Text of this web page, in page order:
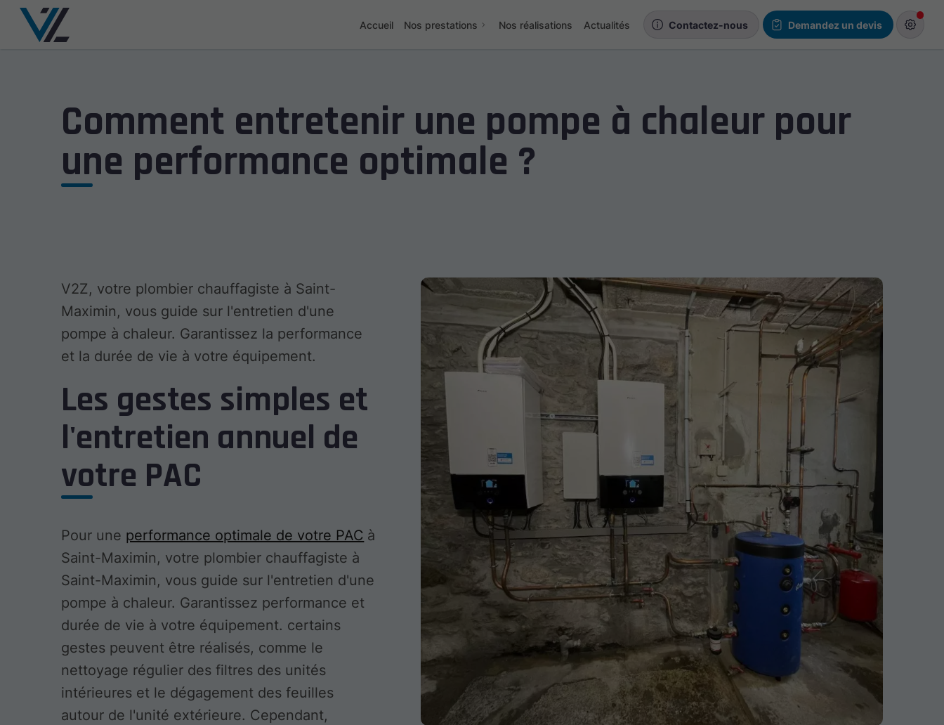
Accueil Nos prestations Nos réalisations Actualités Contactez-nous Demandez un devis
Comment entretenir une pompe à chaleur pour
une performance optimale ?
V2Z, votre plombier chauffagiste à Saint-
Maximin, vous guide sur l'entretien d'une
pompe à chaleur. Garantissez la performance
et la durée de vie à votre équipement.
Les gestes simples et
l'entretien annuel de
votre PAC
Pour une performance optimale de votre PAC à
Saint-Maximin, votre plombier chauffagiste à
Saint-Maximin, vous guide sur l'entretien d'une
pompe à chaleur. Garantissez performance et
durée de vie à votre équipement. certains
gestes peuvent être réalisés, comme le
nettoyage régulier des filtres des unités
intérieures et le dégagement des feuilles
autour de l'unité extérieure. Cependant,